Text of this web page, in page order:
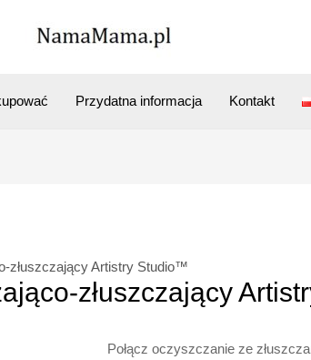
Przydatna informacja Kontakt
złuszczający Artistry Studio™
złuszczający
Połącz oczyszczanie ze